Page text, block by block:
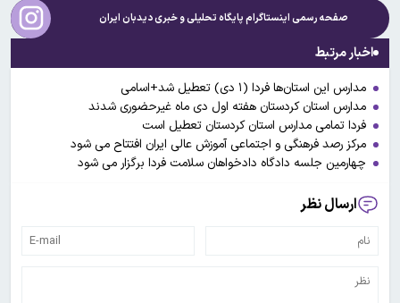
صفحه رسمی اینستاگرام پایگاه تحلیلی و خبریدیدبان ایران
اخبار مرتبط
مدارس این استان‌ها فردا (۱ دی) تعطیل شد+اسامی
مدارس استان کردستان هفته اول دی ماه غیرحضوری شدند
فردا تمامی مدارس استان کردستان تعطیل است
مرکز رصد فرهنگی و اجتماعی آموزش عالی ایران افتتاح می شود
چهارمین جلسه دادگاه دادخواهان سلامت فردا برگزار می شود
ارسال نظر